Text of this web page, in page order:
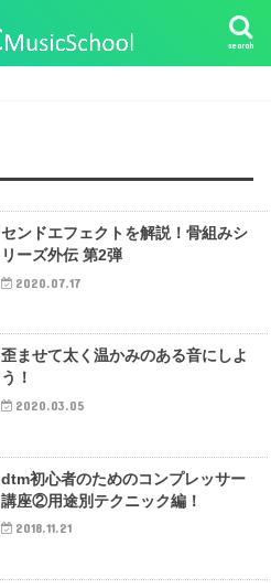
search
センドエフェクトを解説！骨組みシ
リーズ外伝 第2弾
2020.07.17
歪ませて太く温かみのある音にしよ
う！
2020.03.05
dtm初心者のためのコンプレッサー
講座②用途別テクニック編！
2018.11.21